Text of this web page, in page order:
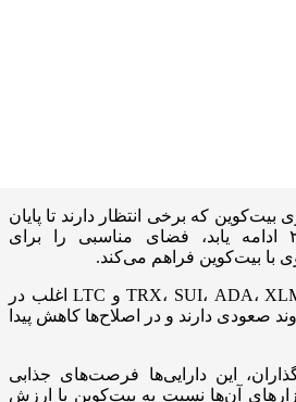
بیت‌کوین که برخی انتظار دارند تا پایان
فصل چهارم سال ۲۰۲۵ ادامه یابد، فضای مناسبی را برای
با بیت‌کوین فراهم می‌کند.
توکن‌هایی مانند TRX، SUI، ADA، XLM، HBAR و LTC اغلب در
صعودی دارند و در اصلاح‌ها کاهش پیدا
این دارایی‌ها فرصت‌های جذابی
آن‌ها نسبت به بیت‌کوین با ارزش